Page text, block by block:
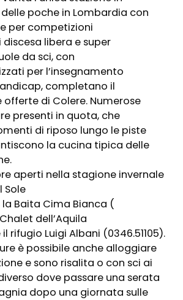
poche in Lombardia con
per competizioni
libera e super
da sci, con
per l’insegnamento
completano il
di Colere. Numerose
presenti in quota, che
di riposo lungo le piste
la cucina tipica delle
aperti nella stagione invernale
Sole
la Baita Cima Bianca (
dell’Aquila
rifugio Luigi Albani (0346.51105).
è possibile anche alloggiare
e sono risalita o con sci ai
dove passare una serata
dopo una giornata sulle